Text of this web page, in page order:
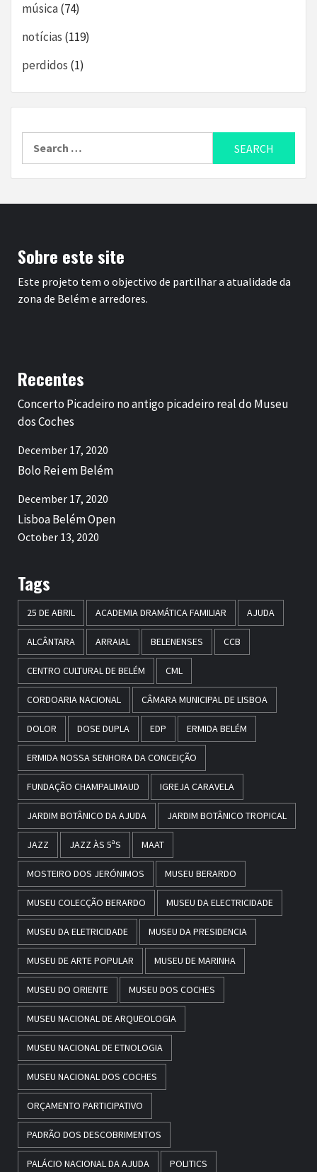
música(74)
notícias (119)
perdidos (1)
Sobre este site
Este projeto tem o objectivo de partilhar a atualidade da
zona de Belém e arredores.
Recentes
Concerto Picadeiro no antigo picadeiro real do Museu
dos Coches
December 17, 2020
Bolo Rei em Belém
December 17, 2020
Lisboa Belém Open
October 13, 2020
Tags
25 DE ABRIL ACADEMIA DRAMÁTICA FAMILIAR AJUDA
ALCÂNTARA ARRAIAL BELENENSES CCB
CENTRO CULTURAL DE BELÉM CML
CORDOARIA NACIONAL CÂMARA MUNICIPAL DE LISBOA
DOLOR DOSE DUPLA EDP ERMIDA BELÉM
ERMIDA NOSSA SENHORA DA CONCEIÇÃO
FUNDAÇÃO CHAMPALIMAUD IGREJA CARAVELA
JARDIM BOTÂNICO DA AJUDA JARDIM BOTÂNICO TROPICAL
JAZZ JAZZ ÀS 5ªS MAAT
MOSTEIRO DOS JERÓNIMOS MUSEU BERARDO
MUSEU COLECÇÃO BERARDO MUSEU DA ELECTRICIDADE
MUSEU DA ELETRICIDADE MUSEU DA PRESIDENCIA
MUSEU DE ARTE POPULAR MUSEU DE MARINHA
MUSEU DO ORIENTE MUSEU DOS COCHES
MUSEU NACIONAL DE ARQUEOLOGIA
MUSEU NACIONAL DE ETNOLOGIA
MUSEU NACIONAL DOS COCHES
ORÇAMENTO PARTICIPATIVO
PADRÃO DOS DESCOBRIMENTOS
PALÁCIO NACIONAL DA AJUDA POLITICS